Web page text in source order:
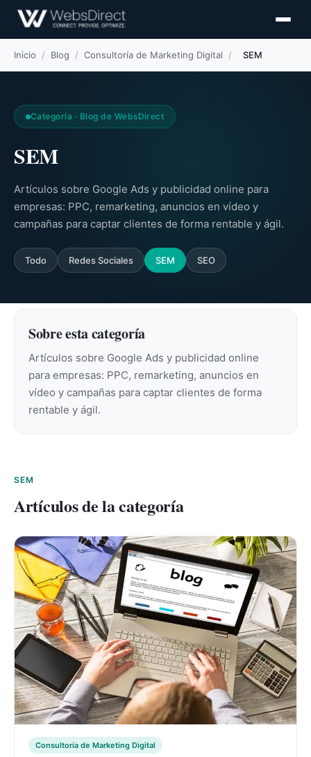
Inicio / Blog / Consultoría de Marketing Digital / SEM
Categoría · Blog de WebsDirect
SEM
Artículos sobre Google Ads y publicidad online para
empresas: PPC, remarketing, anuncios en vídeo y
campañas para captar clientes de forma rentable y ágil.
Todo Redes Sociales SEM SEO
Sobre esta categoría
Artículos sobre Google Ads y publicidad online
para empresas: PPC, remarketing, anuncios en
vídeo y campañas para captar clientes de forma
rentable y ágil.
SEM
Artículos de la categoría
Consultoría de Marketing Digital